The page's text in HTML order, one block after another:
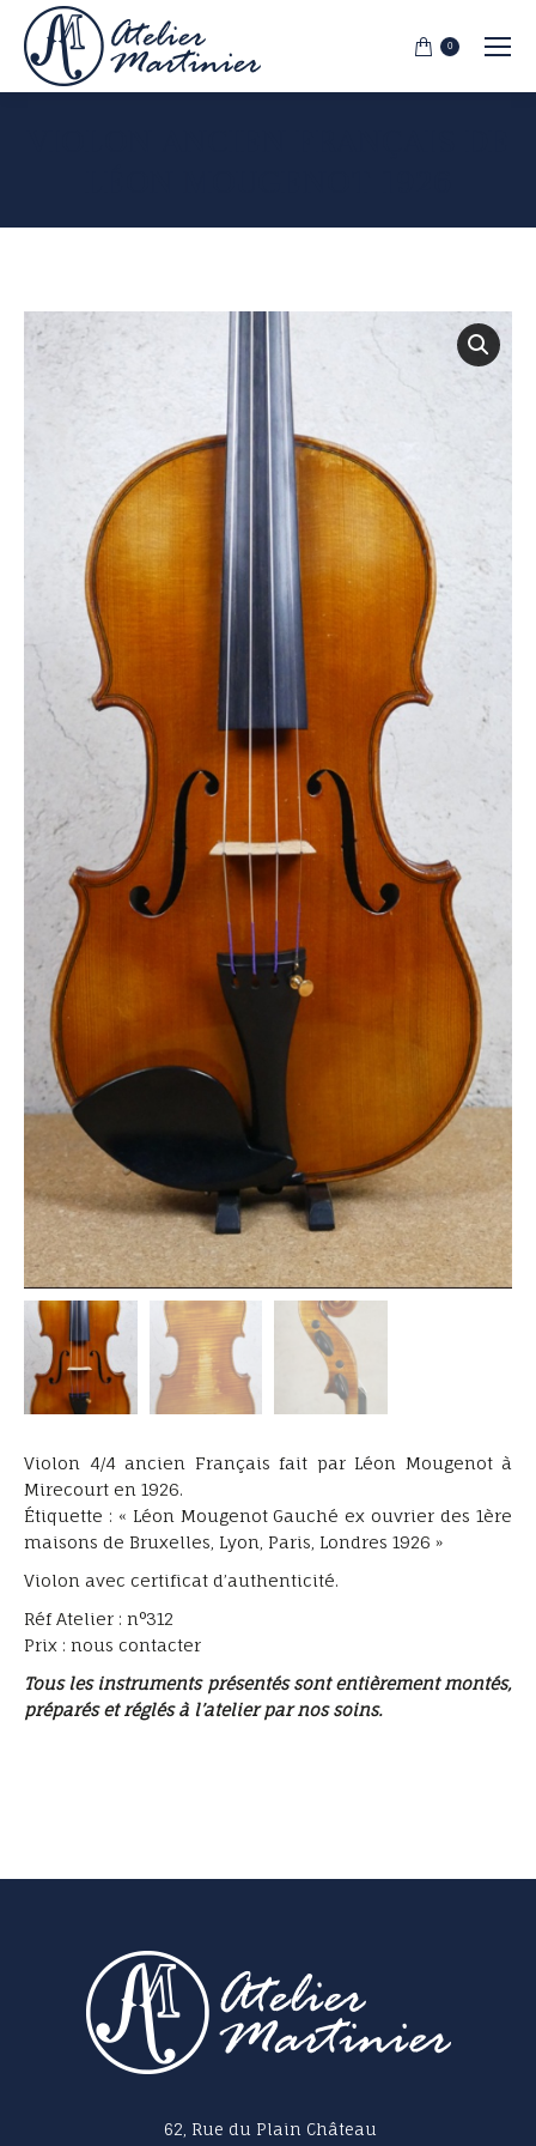
0
Violon 4/4 ancien Français fait par Léon Mougenot à
Mirecourt en 1926.
Étiquette : « Léon Mougenot Gauché ex ouvrier des 1ère
maisons de Bruxelles, Lyon, Paris, Londres 1926 »
Violon avec certificat d’authenticité.
Réf Atelier : n°312
Prix : nous contacter
Tous les instruments présentés sont entièrement montés,
préparés et réglés à l’atelier par nos soins.
62, Rue du Plain Château